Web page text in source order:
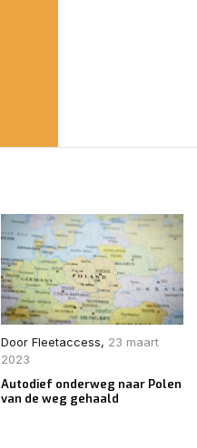
Door Fleetaccess, 23 maart
2023
Autodief onderweg naar Polen
van de weg gehaald